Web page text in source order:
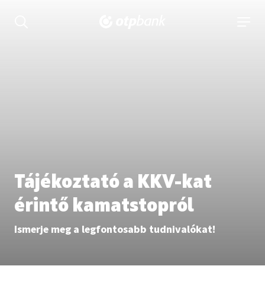
Tájékoztató a KKV-kat
érintő kamatstopról
Ismerje meg a legfontosabb tudnivalókat!